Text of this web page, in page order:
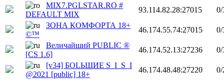
MIX7.PGLSTAR.RO #
DEFAULT MIX
93.114.82.28:27015
0/
ЗОНА КОМФОРТА 18+
©™
46.174.55.74:27015
0/
Величайший PUBLIC ®
[CS 1.6]
46.174.52.13:27236
0/
[v34] БОLЬШИЕ S_I_S_I
@2021 [public] 18+
46.174.48.48:27220
0/